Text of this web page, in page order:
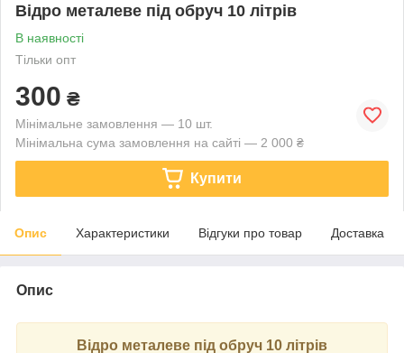
Відро металеве під обруч 10 літрів
В наявності
Тільки опт
300 ₴
Мінімальне замовлення — 10 шт.
Мінімальна сума замовлення на сайті — 2 000 ₴
Купити
Опис Характеристики Відгуки про товар Доставка
Опис
Відро металеве під обруч 10 літрів